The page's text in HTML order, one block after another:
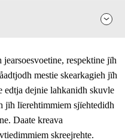
respektine jïh
mestie skearkagieh jïh
edtja dejnie lahkanidh skuvle
jïh lïerehtimmiem sjïehtedidh
Daate kreava
skreejrehte.